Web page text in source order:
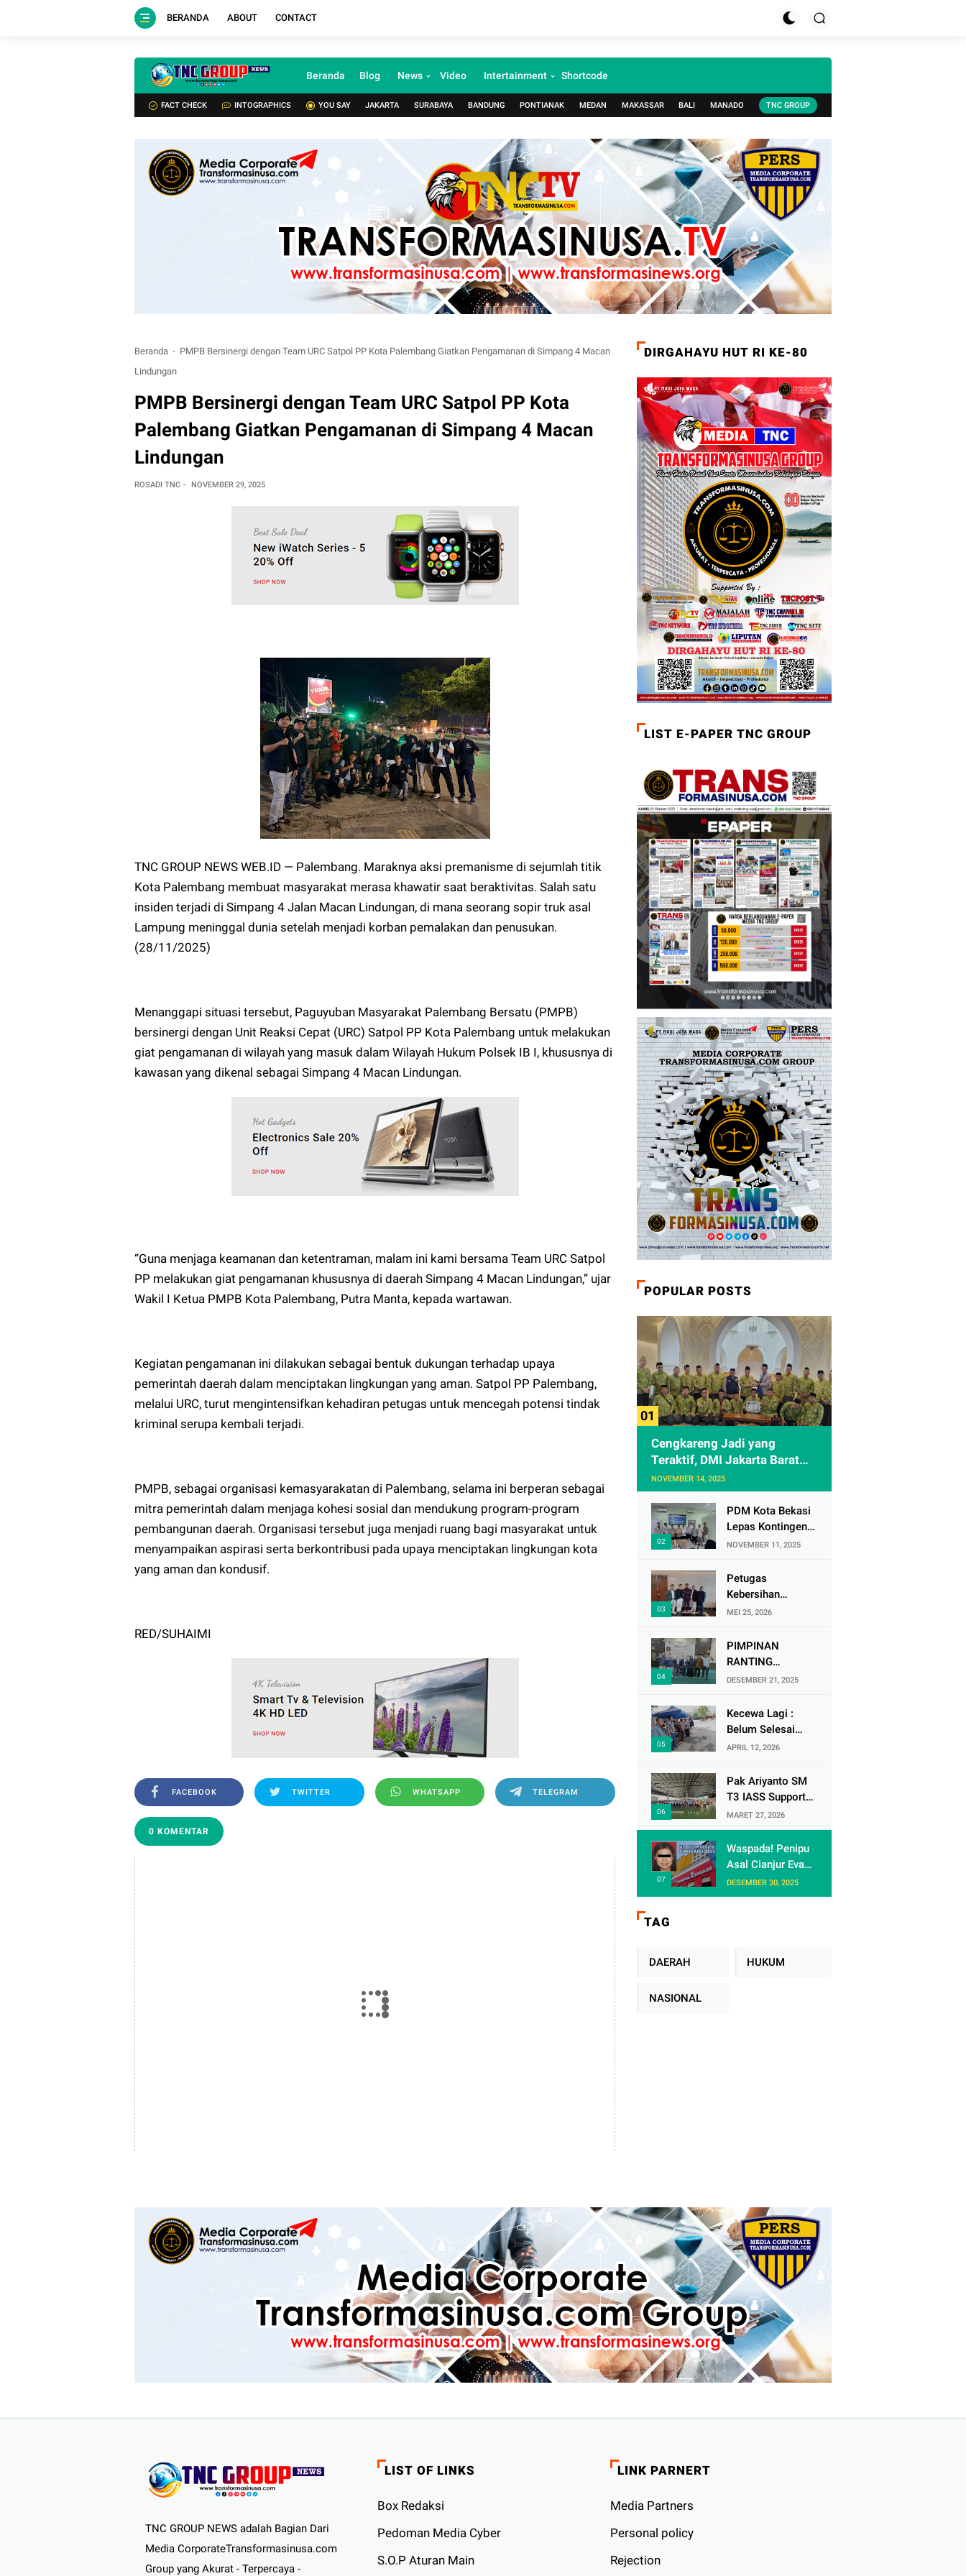
BERANDA ABOUT CONTACT
Beranda Blog News Video Intertainment Shortcode
FACT CHECK INTOGRAPHICS YOU SAY JAKARTA SURABAYA BANDUNG PONTIANAK MEDAN MAKASSAR BALI MANADO TNC GROUP
Beranda
PMPB Bersinergi dengan Team URC Satpol PP Kota Palembang Giatkan Pengamanan di Simpang 4 Macan
Lindungan
PMPB Bersinergi dengan Team URC Satpol PP Kota
Palembang Giatkan Pengamanan di Simpang 4 Macan
Lindungan
ROSADI TNC NOVEMBER 29, 2025
TNC GROUP NEWS WEB.ID — Palembang. Maraknya aksi premanisme di sejumlah titik
Kota Palembang membuat masyarakat merasa khawatir saat beraktivitas. Salah satu
insiden terjadi di Simpang 4 Jalan Macan Lindungan, di mana seorang sopir truk asal
Lampung meninggal dunia setelah menjadi korban pemalakan dan penusukan.
(28/11/2025)
Menanggapi situasi tersebut, Paguyuban Masyarakat Palembang Bersatu (PMPB)
bersinergi dengan Unit Reaksi Cepat (URC) Satpol PP Kota Palembang untuk melakukan
giat pengamanan di wilayah yang masuk dalam Wilayah Hukum Polsek IB I, khususnya di
kawasan yang dikenal sebagai Simpang 4 Macan Lindungan.
“Guna menjaga keamanan dan ketentraman, malam ini kami bersama Team URC Satpol
PP melakukan giat pengamanan khususnya di daerah Simpang 4 Macan Lindungan,” ujar
Wakil I Ketua PMPB Kota Palembang, Putra Manta, kepada wartawan.
Kegiatan pengamanan ini dilakukan sebagai bentuk dukungan terhadap upaya
pemerintah daerah dalam menciptakan lingkungan yang aman. Satpol PP Palembang,
melalui URC, turut mengintensifkan kehadiran petugas untuk mencegah potensi tindak
kriminal serupa kembali terjadi.
PMPB, sebagai organisasi kemasyarakatan di Palembang, selama ini berperan sebagai
mitra pemerintah dalam menjaga kohesi sosial dan mendukung program-program
pembangunan daerah. Organisasi tersebut juga menjadi ruang bagi masyarakat untuk
menyampaikan aspirasi serta berkontribusi pada upaya menciptakan lingkungan kota
yang aman dan kondusif.
RED/SUHAIMI
FACEBOOK TWITTER WHATSAPP TELEGRAM
0 KOMENTAR
DIRGAHAYU HUT RI KE-80
LIST E-PAPER TNC GROUP
POPULAR POSTS
Cengkareng Jadi yang
Teraktif, DMI Jakarta Barat
Apresiasi Kunjungan ke
Sheikh Zayed Solo
NOVEMBER 14, 2025
PDM Kota Bekasi
Lepas Kontingen
Masjid Al
Award VI 2025
NOVEMBER 11, 2025
Petugas
Kebersihan
Bandara
Ikuti Audisi DMD
Panggung Rezeki
MEI 25, 2026
PIMPINAN
RANTING
MUHAMMADIYAH
Mengadakan
Tabligh Akbar
DESEMBER 21, 2025
Kecewa Lagi :
Belum Selesai
Urusan dengan
keranji , Oknum
Perum Perumnas
dagang /
APRIL 12, 2026
Pak Ariyanto SM
T3 IASS Support
Berikan Apresiasi
kepada Karyawan
Rajin dan
Berprestasi di
MARET 27, 2026
Waspada! Penipu
Asal Cianjur Eva
Arafiah
Gentayangan di
DESEMBER 30, 2025
TAG
DAERAH HUKUM
NASIONAL
TNC GROUP NEWS adalah Bagian Dari
Media CorporateTransformasinusa.com
Group yang Akurat - Terpercaya -
LIST OF LINKS
Box Redaksi
Pedoman Media Cyber
S.O.P Aturan Main
LINK PARNERT
Media Partners
Personal policy
Rejection